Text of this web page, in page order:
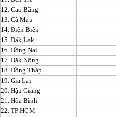
12. Cao Bằng
13. Cà Mau
14. Điện Biên
15. Đăk Lăk
16. Đồng Nai
17. Đăk Nông
18. Đồng Tháp
19. Gia Lai
20. Hậu Giang
21. Hòa Bình
22. TP HCM